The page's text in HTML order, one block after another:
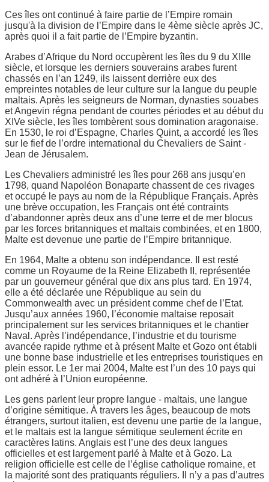
Ces îles ont continué à faire partie de l’Empire romain
jusqu'à la division de l’Empire dans le 4ème siècle après JC,
après quoi il a fait partie de l’Empire byzantin.
Arabes d’Afrique du Nord occupèrent les îles du 9 du XIIIe
siècle, et lorsque les derniers souverains arabes furent
chassés en l’an 1249, ils laissent derrière eux des
empreintes notables de leur culture sur la langue du peuple
maltais. Après les seigneurs de Norman, dynasties souabes
et Angevin régna pendant de courtes périodes et au début du
XIVe siècle, les îles tombèrent sous domination aragonaise.
En 1530, le roi d’Espagne, Charles Quint, a accordé les îles
sur le fief de l’ordre international du Chevaliers de Saint -
Jean de Jérusalem.
Les Chevaliers administré les îles pour 268 ans jusqu’en
1798, quand Napoléon Bonaparte chassent de ces rivages
et occupé le pays au nom de la République Français. Après
une brève occupation, les Français ont été contraints
d’abandonner après deux ans d’une terre et de mer blocus
par les forces britanniques et maltais combinées, et en 1800,
Malte est devenue une partie de l’Empire britannique.
En 1964, Malte a obtenu son indépendance. Il est resté
comme un Royaume de la Reine Elizabeth II, représentée
par un gouverneur général que dix ans plus tard. En 1974,
elle a été déclarée une République au sein du
Commonwealth avec un président comme chef de l’Etat.
Jusqu’aux années 1960, l’économie maltaise reposait
principalement sur les services britanniques et le chantier
Naval. Après l’indépendance, l’industrie et du tourisme
avancée rapide rythme et à présent Malte et Gozo ont établi
une bonne base industrielle et les entreprises touristiques en
plein essor. Le 1er mai 2004, Malte est l’un des 10 pays qui
ont adhéré à l’Union européenne.
Les gens parlent leur propre langue - maltais, une langue
d’origine sémitique. À travers les âges, beaucoup de mots
étrangers, surtout italien, est devenu une partie de la langue,
et le maltais est la langue sémitique seulement écrite en
caractères latins. Anglais est l’une des deux langues
officielles et est largement parlé à Malte et à Gozo. La
religion officielle est celle de l’église catholique romaine, et
la majorité sont des pratiquants réguliers. Il n’y a pas d’autres